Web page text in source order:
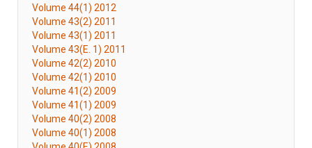
Volume 44(1) 2012
Volume 43(2) 2011
Volume 43(1) 2011
Volume 43(E. 1) 2011
Volume 42(2) 2010
Volume 42(1) 2010
Volume 41(2) 2009
Volume 41(1) 2009
Volume 40(2) 2008
Volume 40(1) 2008